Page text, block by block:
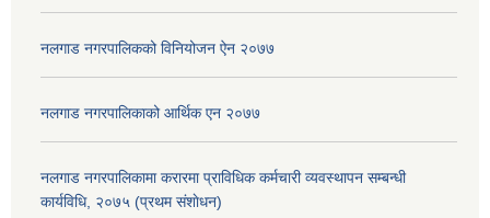
नलगाड नगरपालिकको विनियोजन ऐन २०७७
नलगाड नगरपालिकाको आर्थिक एन २०७७
नलगाड नगरपालिकामा करारमा प्राविधिक कर्मचारी व्यवस्थापन सम्बन्धी
कार्यविधि, २०७५ (प्रथम संशाेधन)